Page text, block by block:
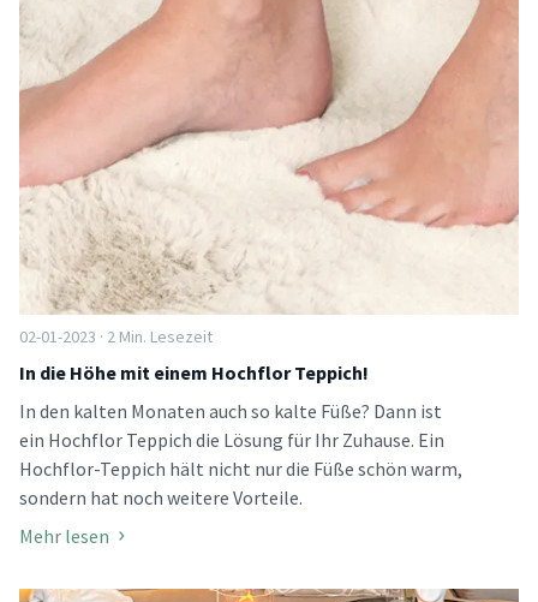
02-01-2023 · 2 Min. Lesezeit
In die Höhe mit einem Hochflor Teppich!
In den kalten Monaten auch so kalte Füße? Dann ist
ein Hochflor Teppich die Lösung für Ihr Zuhause. Ein
Hochflor-Teppich hält nicht nur die Füße schön warm,
sondern hat noch weitere Vorteile.
Mehr lesen